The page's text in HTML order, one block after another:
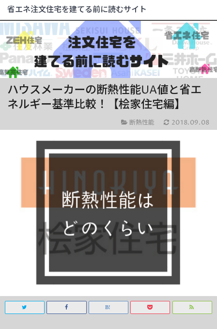
省エネ注文住宅を建てる前に読むサイト
ハウスメーカーの断熱性能UA値と省エ
ネルギー基準比較！【桧家住宅編】
断熱性能 2018.09.08